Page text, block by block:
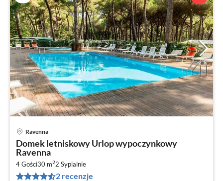
Ravenna
Domek letniskowy Urlop wypoczynkowy
Ravenna
4 Gości30 m22 Sypialnie
2 recenzje